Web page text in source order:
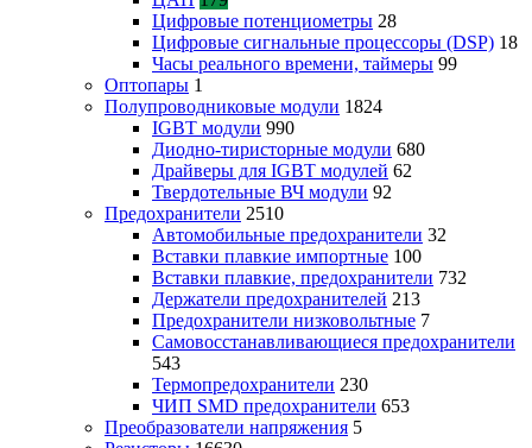
Цифровые потенциометры 28
Цифровые сигнальные процессоры (DSP) 18
Часы реального времени, таймеры 99
Оптопары 1
Полупроводниковые модули 1824
IGBT модули 990
Диодно-тиристорные модули 680
Драйверы для IGBT модулей 62
Твердотельные ВЧ модули 92
Предохранители 2510
Автомобильные предохранители 32
Вставки плавкие импортные 100
Вставки плавкие, предохранители 732
Держатели предохранителей 213
Предохранители низковольтные 7
Самовосстанавливающиеся предохранители
543
Термопредохранители 230
ЧИП SMD предохранители 653
Преобразователи напряжения 5